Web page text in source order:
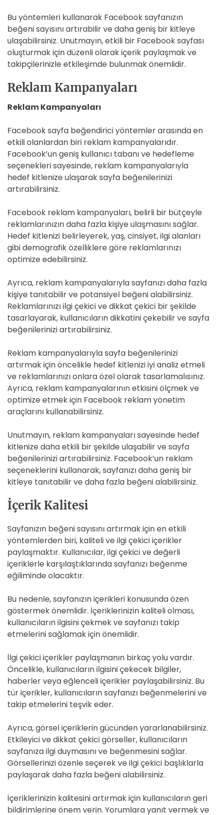
Bu yöntemleri kullanarak Facebook sayfanızın
beğeni sayısını artırabilir ve daha geniş bir kitleye
ulaşabilirsiniz. Unutmayın, etkili bir Facebook sayfası
oluşturmak için düzenli olarak içerik paylaşmak ve
takipçilerinizle etkileşimde bulunmak önemlidir.
Reklam Kampanyaları
Reklam Kampanyaları
Facebook sayfa beğendirici yöntemler arasında en
etkili olanlardan biri reklam kampanyalarıdır.
Facebook’un geniş kullanıcı tabanı ve hedefleme
seçenekleri sayesinde, reklam kampanyalarıyla
hedef kitlenize ulaşarak sayfa beğenilerinizi
artırabilirsiniz.
Facebook reklam kampanyaları, belirli bir bütçeyle
reklamlarınızın daha fazla kişiye ulaşmasını sağlar.
Hedef kitlenizi belirleyerek, yaş, cinsiyet, ilgi alanları
gibi demografik özelliklere göre reklamlarınızı
optimize edebilirsiniz.
Ayrıca, reklam kampanyalarıyla sayfanızı daha fazla
kişiye tanıtabilir ve potansiyel beğeni alabilirsiniz.
Reklamlarınızı ilgi çekici ve dikkat çekici bir şekilde
tasarlayarak, kullanıcıların dikkatini çekebilir ve sayfa
beğenilerinizi artırabilirsiniz.
Reklam kampanyalarıyla sayfa beğenilerinizi
artırmak için öncelikle hedef kitlenizi iyi analiz etmeli
ve reklamlarınızı onlara özel olarak tasarlamalısınız.
Ayrıca, reklam kampanyalarının etkisini ölçmek ve
optimize etmek için Facebook reklam yönetim
araçlarını kullanabilirsiniz.
Unutmayın, reklam kampanyaları sayesinde hedef
kitlenize daha etkili bir şekilde ulaşabilir ve sayfa
beğenilerinizi artırabilirsiniz. Facebook’un reklam
seçeneklerini kullanarak, sayfanızı daha geniş bir
kitleye tanıtabilir ve daha fazla beğeni alabilirsiniz.
İçerik Kalitesi
Sayfanızın beğeni sayısını artırmak için en etkili
yöntemlerden biri, kaliteli ve ilgi çekici içerikler
paylaşmaktır. Kullanıcılar, ilgi çekici ve değerli
içeriklerle karşılaştıklarında sayfanızı beğenme
eğiliminde olacaktır.
Bu nedenle, sayfanızın içerikleri konusunda özen
göstermek önemlidir. İçeriklerinizin kaliteli olması,
kullanıcıların ilgisini çekmek ve sayfanızı takip
etmelerini sağlamak için önemlidir.
İlgi çekici içerikler paylaşmanın birkaç yolu vardır.
Öncelikle, kullanıcıların ilgisini çekecek bilgiler,
haberler veya eğlenceli içerikler paylaşabilirsiniz. Bu
tür içerikler, kullanıcıların sayfanızı beğenmelerini ve
takip etmelerini teşvik eder.
Ayrıca, görsel içeriklerin gücünden yararlanabilirsiniz.
Etkileyici ve dikkat çekici görseller, kullanıcıların
sayfanıza ilgi duymasını ve beğenmesini sağlar.
Görsellerinizi özenle seçerek ve ilgi çekici başlıklarla
paylaşarak daha fazla beğeni alabilirsiniz.
İçeriklerinizin kalitesini artırmak için kullanıcıların geri
bildirimlerine önem verin. Yorumlara yanıt vermek ve